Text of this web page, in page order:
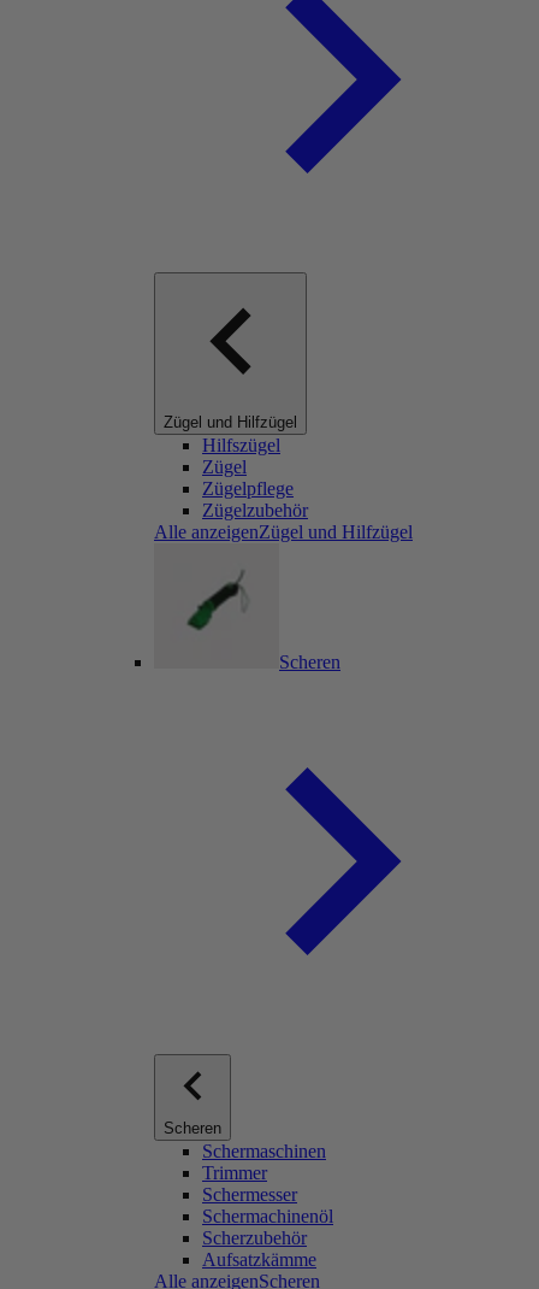
Zügel und Hilfzügel
Hilfszügel
Zügel
Zügelpflege
Zügelzubehör
Alle anzeigenZügel und Hilfzügel
Scheren
Scheren
Schermaschinen
Trimmer
Schermesser
Schermachinenöl
Scherzubehör
Aufsatzkämme
Alle anzeigenScheren